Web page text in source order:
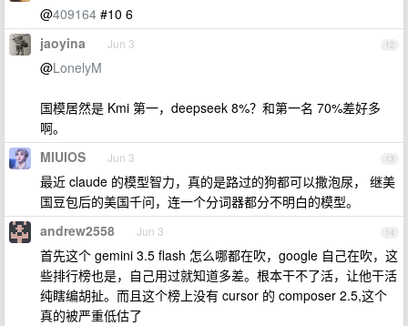
@409164 #10 6
12
jaoyina Jun 3
@LonelyM
国模居然是 Kmi 第一，deepseek 8%？和第一名 70%差好多
啊。
13
MIUIOS Jun 3
最近 claude 的模型智力，真的是路过的狗都可以撒泡尿， 继美
国豆包后的美国千问，连一个分词器都分不明白的模型。
14
andrew2558 Jun 3
首先这个 gemini 3.5 flash 怎么哪都在吹，google 自己在吹，这
些排行榜也是，自己用过就知道多差。根本干不了活，让他干活
纯瞎编胡扯。而且这个榜上没有 cursor 的 composer 2.5,这个
真的被严重低估了